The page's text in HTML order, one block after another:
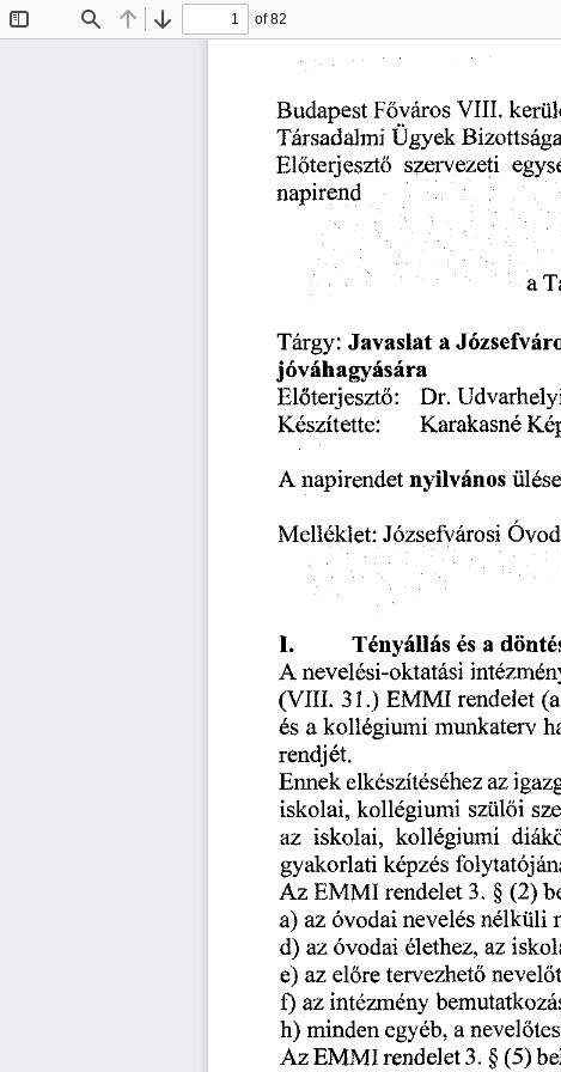
Find Previous
Next
of 82
Budapest Főváros VIII.
Társadalmi Ügyek Bizottsága
Előterjesztő szervezeti
napirend
a
Tárgy: Javaslat a
jóváhagyására
Előterjesztő:
Dr.
Készítette:
Karakasné
A napirendet nyilvános
Melléklet: Józsefvárosi
I. Tényállás és a
A nevelési-oktatási
(VIII. 31.) EMMI rendelet (a
és a kollégiumi munkaterv
rendjét.
Ennek elkészítéséhez az
iskolai, kollégiumi szülői
az iskolai, kollégiumi
gyakorlati képzés
Az EMMI rendelet 3. § (2)
a) az óvodai nevelés nélküli
d) az óvodai élethez, az
e) az előre tervezhető
f) az intézmény
h) minden egyéb, a
Az EMMI rendelet 3. § (5)